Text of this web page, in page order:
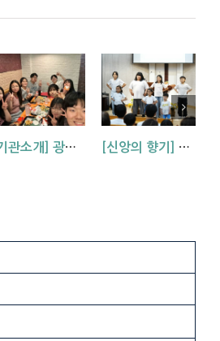
[기관소개] 광주교회 청년부를 소개합니다! [신앙의 향기] 우리 하나님은 크시다네_아동부 찬양